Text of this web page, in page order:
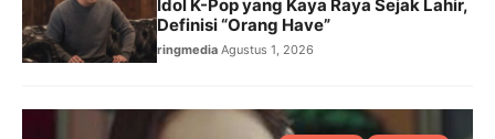
Idol K-Pop yang Kaya Raya Sejak Lahir,
Definisi “Orang Have”
ringmedia Agustus 1, 2026